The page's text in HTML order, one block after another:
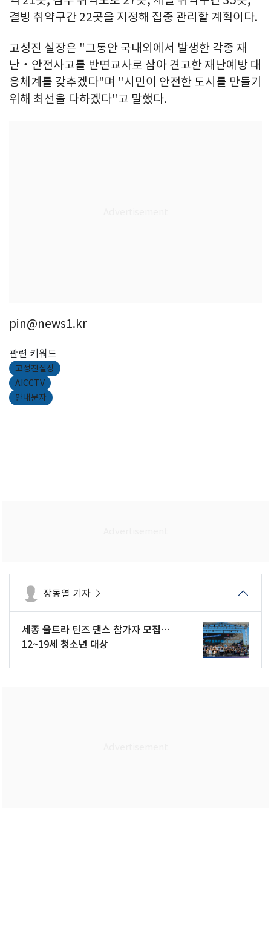
결빙 취약구간 22곳을 지정해 집중 관리할 계획이다.
고성진 실장은 "그동안 국내외에서 발생한 각종 재
난‧안전사고를 반면교사로 삼아 견고한 재난예방 대
응체계를 갖추겠다"며 "시민이 안전한 도시를 만들기
위해 최선을 다하겠다"고 말했다.
pin@news1.kr
관련 키워드
고성진실장
AICCTV
안내문자
장동열 기자
세종 울트라 틴즈 댄스 참가자 모집…
12~19세 청소년 대상